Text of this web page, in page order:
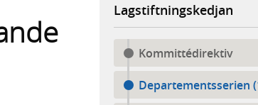
Lagstiftningskedjan
Kommittédirektiv
Departementsserien